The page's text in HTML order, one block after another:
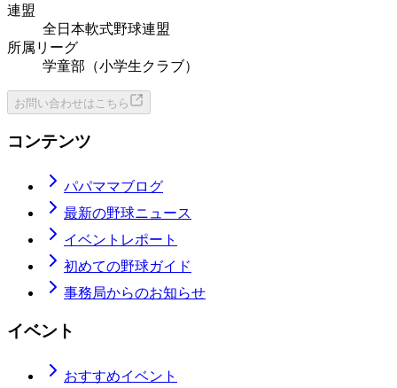
連盟
全日本軟式野球連盟
所属リーグ
学童部（小学生クラブ）
お問い合わせはこちら
コンテンツ
パパママブログ
最新の野球ニュース
イベントレポート
初めての野球ガイド
事務局からのお知らせ
イベント
おすすめイベント